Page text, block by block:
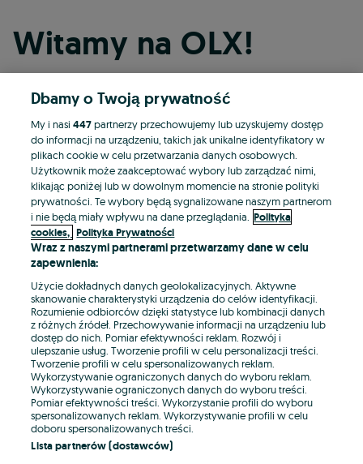
Witamy na OLX!
Kontynuuj przez Facebooka
Kontynuuj przez konto Apple
Kontynuuj przez konto Google
LUB
E-mail
Hasło
Dbamy o Twoją prywatność
My i nasi447partnerzy przechowujemy lub uzyskujemy dostęp
do informacji na urządzeniu, takich jak unikalne identyfikatory w
plikach cookie w celu przetwarzania danych osobowych.
Użytkownik może zaakceptować wybory lub zarządzać nimi,
klikając poniżej lub w dowolnym momencie na stronie polityki
prywatności. Te wybory będą sygnalizowane naszym partnerom
i nie będą miały wpływu na dane przeglądania. Polityka
cookies, Polityka Prywatności
Wraz z naszymi partnerami przetwarzamy dane w celu
zapewnienia:
Użycie dokładnych danych geolokalizacyjnych. Aktywne
skanowanie charakterystyki urządzenia do celów identyfikacji.
Rozumienie odbiorców dzięki statystyce lub kombinacji danych
z różnych źródeł. Przechowywanie informacji na urządzeniu lub
dostęp do nich. Pomiar efektywności reklam. Rozwój i
ulepszanie usług. Tworzenie profili w celu personalizacji treści.
Tworzenie profili w celu spersonalizowanych reklam.
Wykorzystywanie ograniczonych danych do wyboru reklam.
Wykorzystywanie ograniczonych danych do wyboru treści.
Pomiar efektywności treści. Wykorzystanie profili do wyboru
spersonalizowanych reklam. Wykorzystywanie profili w celu
doboru spersonalizowanych treści.
Lista partnerów (dostawców)